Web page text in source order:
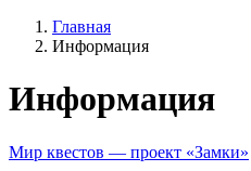
Главная
Информация
Информация
Мир квестов — проект «Замки»